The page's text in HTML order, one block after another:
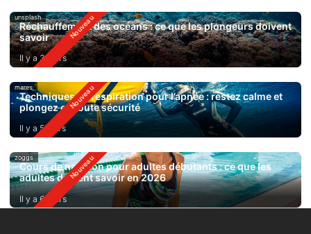
unsplash
Réchauffement des océans : ce que les plongeurs doivent
savoir
Il y a 3 jours
mares
Techniques de respiration pour l’apnée : restez calme et
plongez en toute sécurité
Il y a 5 jours
zoggs
Cours de natation pour adultes débutants : ce que les
adultes doivent savoir en 2026
Il y a 6 jours